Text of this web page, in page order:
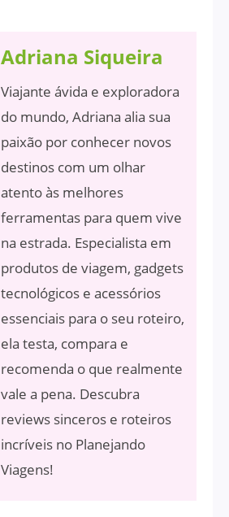
Adriana Siqueira
Viajante ávida e exploradora
do mundo, Adriana alia sua
paixão por conhecer novos
destinos com um olhar
atento às melhores
ferramentas para quem vive
na estrada. Especialista em
produtos de viagem, gadgets
tecnológicos e acessórios
essenciais para o seu roteiro,
ela testa, compara e
recomenda o que realmente
vale a pena. Descubra
reviews sinceros e roteiros
incríveis no Planejando
Viagens!